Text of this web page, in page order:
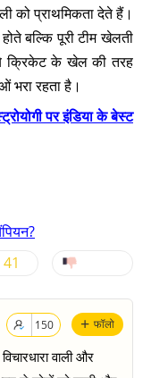
को प्राथमिकता देते हैं।
बल्कि पूरी टीम खेलती
क्रिकेट के खेल की तरह
भरा रहता है।
पर इंडिया के बेस्ट
41
+ फॉलो
150
वाली और